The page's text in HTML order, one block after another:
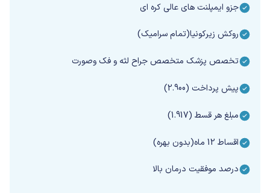
جزو ایمپلنت های عالی کره ای
روکش زیرکونیا(تمام سرامیک)
تخصص پزشک متخصص جراح لثه و فک وصورت
پیش پرداخت (2.900)
مبلغ هر قسط (1.917)
اقساط 12 ماه(بدون بهره)
درصد موفقیت درمان بالا